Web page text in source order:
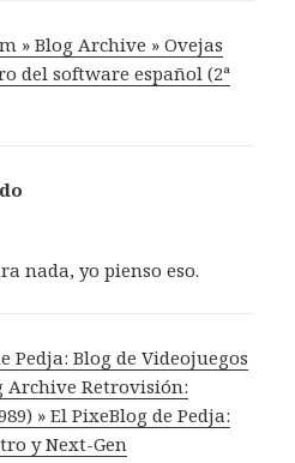
» Blog Archive » Ovejas
del software español (2ª
nada, yo pienso eso.
Pedja: Blog de Videojuegos
Archive Retrovisión:
» El PixeBlog de Pedja:
y Next-Gen